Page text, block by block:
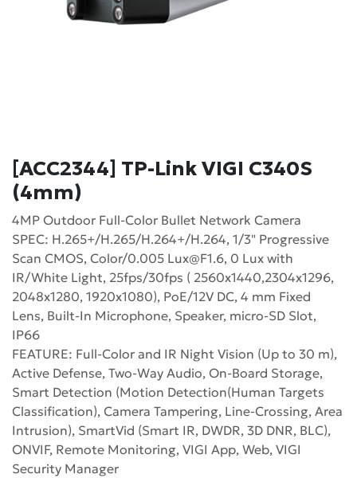
[ACC2344] TP-Link VIGI C340S
(4mm)
4MP Outdoor Full-Color Bullet Network Camera
SPEC: H.265+/H.265/H.264+/H.264, 1/3" Progressive
Scan CMOS, Color/0.005 Lux@F1.6, 0 Lux with
IR/White Light, 25fps/30fps ( 2560x1440,2304x1296,
2048x1280, 1920x1080), PoE/12V DC, 4 mm Fixed
Lens, Built-In Microphone, Speaker, micro-SD Slot,
IP66
FEATURE: Full-Color and IR Night Vision (Up to 30 m),
Active Defense, Two-Way Audio, On-Board Storage,
Smart Detection (Motion Detection(Human Targets
Classification), Camera Tampering, Line-Crossing, Area
Intrusion), SmartVid (Smart IR, DWDR, 3D DNR, BLC),
ONVIF, Remote Monitoring, VIGI App, Web, VIGI
Security Manager